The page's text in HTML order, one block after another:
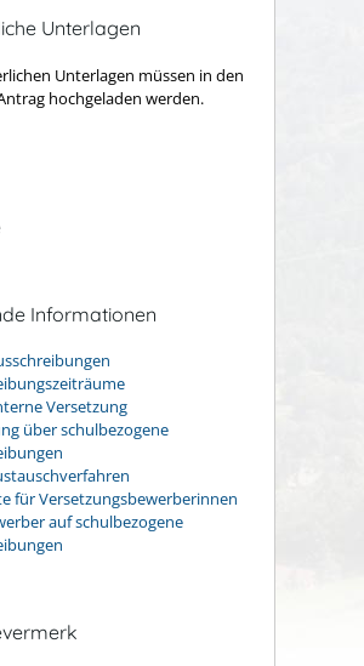
Unterlagen
Unterlagen müssen in den
hochgeladen werden.
Informationen
Versetzung
über schulbezogene
für Versetzungsbewerberinnen
auf schulbezogene